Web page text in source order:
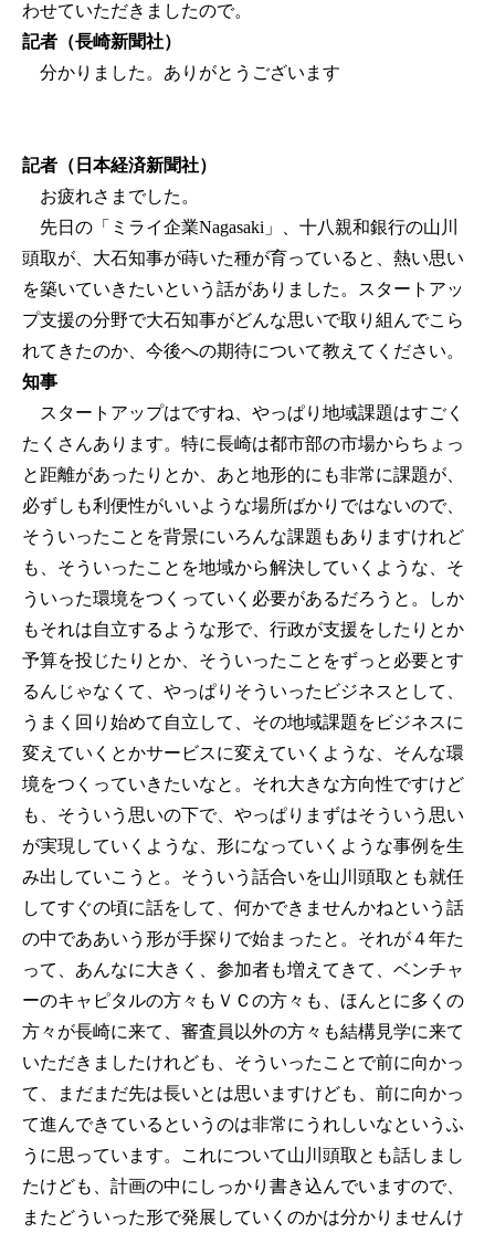
わせていただきましたので。
記者（長崎新聞社）
分かりました。ありがとうございます
記者（日本経済新聞社）
お疲れさまでした。
先日の「ミライ企業Nagasaki」、十八親和銀行の山川
頭取が、大石知事が蒔いた種が育っていると、熱い思い
を築いていきたいという話がありました。スタートアッ
プ支援の分野で大石知事がどんな思いで取り組んでこら
れてきたのか、今後への期待について教えてください。
知事
スタートアップはですね、やっぱり地域課題はすごく
たくさんあります。特に長崎は都市部の市場からちょっ
と距離があったりとか、あと地形的にも非常に課題が、
必ずしも利便性がいいような場所ばかりではないので、
そういったことを背景にいろんな課題もありますけれど
も、そういったことを地域から解決していくような、そ
ういった環境をつくっていく必要があるだろうと。しか
もそれは自立するような形で、行政が支援をしたりとか
予算を投じたりとか、そういったことをずっと必要とす
るんじゃなくて、やっぱりそういったビジネスとして、
うまく回り始めて自立して、その地域課題をビジネスに
変えていくとかサービスに変えていくような、そんな環
境をつくっていきたいなと。それ大きな方向性ですけど
も、そういう思いの下で、やっぱりまずはそういう思い
が実現していくような、形になっていくような事例を生
み出していこうと。そういう話合いを山川頭取とも就任
してすぐの頃に話をして、何かできませんかねという話
の中でああいう形が手探りで始まったと。それが４年た
って、あんなに大きく、参加者も増えてきて、ベンチャ
ーのキャピタルの方々もＶＣの方々も、ほんとに多くの
方々が長崎に来て、審査員以外の方々も結構見学に来て
いただきましたけれども、そういったことで前に向かっ
て、まだまだ先は長いとは思いますけども、前に向かっ
て進んできているというのは非常にうれしいなというふ
うに思っています。これについて山川頭取とも話しまし
たけども、計画の中にしっかり書き込んでいますので、
またどういった形で発展していくのかは分かりませんけ